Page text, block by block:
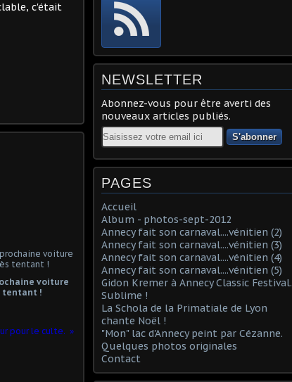
c'était
voiture
tentant !
pour le culte.
NEWSLETTER
Abonnez-vous pour être averti des
nouveaux articles publiés.
Email
PAGES
Accueil
Album - photos-sept-2012
Annecy fait son carnaval....vénitien (2)
Annecy fait son carnaval....vénitien (3)
Annecy fait son carnaval....vénitien (4)
Annecy fait son carnaval....vénitien (5)
Gidon Kremer à Annecy Classic Festival.
Sublime !
La Schola de la Primatiale de Lyon
chante Noël !
"Mon" lac d'Annecy peint par Cézanne.
Quelques photos originales
Contact